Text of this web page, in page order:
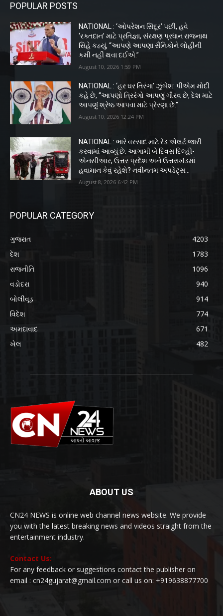
POPULAR POSTS
NATIONAL : ‘ઓપરેશન સિંદૂર’ પછી, હવે
‘રક્તદાન’ માટે પ્રતિજ્ઞા, સંરક્ષણ પ્રધાન રાજનાથ
સિંહે કહ્યું, “આપણે આપણા સૈનિકોને લોહીની
કમી નહીં થવા દઈએ.”
August 10, 2026 1:59 PM
NATIONAL : ‘હર ઘર તિરંગા’ ઝુંબેશ: પીએમ મોદી
કહે છે, “આપણો ત્રિરંગો આપણું ગૌરવ છે, દેશ માટે
આપણું શ્રેષ્ઠ આપવા માટે પ્રેરણા છે.”
August 10, 2026 12:24 PM
NATIONAL : ભારે વરસાદ માટે રેડ એલર્ટ જારી
કરવામાં આવ્યું છે. આગામી બે દિવસ દિલ્હી-
એનસીઆર, ઉત્તર પ્રદેશ અને ઉત્તરાખંડમાં
હવામાન કેવું રહેશે? નવીનતમ અપડેટ્સ...
August 8, 2026 6:42 PM
POPULAR CATEGORY
ગુજરાત
4203
દેશ
1783
રાજનીતિ
1096
વડોદરા
940
બોલીવૂડ
914
વિદેશ
774
અમદાવાદ
671
ખેલ
482
ABOUT US
CN24 NEWS is online web channel news website. We provide
you with the latest breaking news and videos straight from the
entertainment industry.
Contact Us:
For any feedback or suggestions contact the publisher on
email : cn24gujarat@gmail.com or call us on: +919638877700